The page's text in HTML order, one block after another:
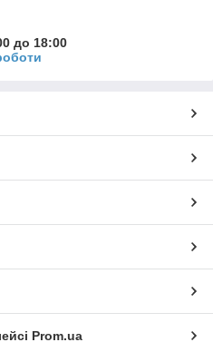
до 18:00
Prom.ua